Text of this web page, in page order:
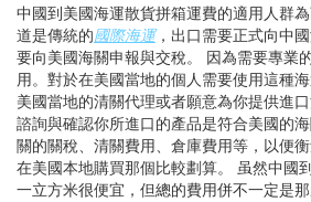
中國到美國海運散貨拼箱運費的適用人群
道是傳統的國際海運，出口需要正式向中
要向美國海關申報與交稅。 因為需要專業
用。對於在美國當地的個人需要使用這種
美國當地的清關代理或者願意為你提供進
諮詢與確認你所進口的產品是符合美國的
關的關稅、清關費用、倉庫費用等，以便
在美國本地購買那個比較劃算。 虽然中國
一立方米很便宜，但總的費用併不一定是那